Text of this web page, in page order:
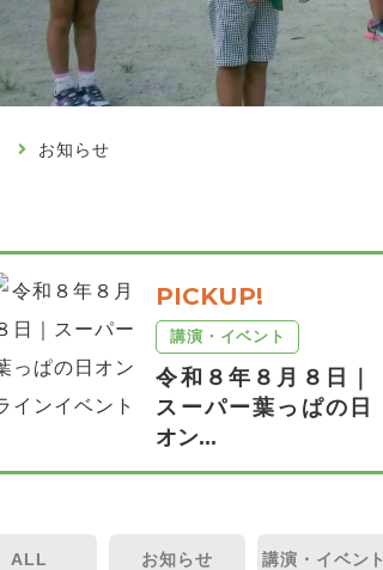
お知らせ
PICKUP!
講演・イベント
令和８年８月８日｜
スーパー葉っぱの日
オン...
ALL お知らせ 講演・ イベント